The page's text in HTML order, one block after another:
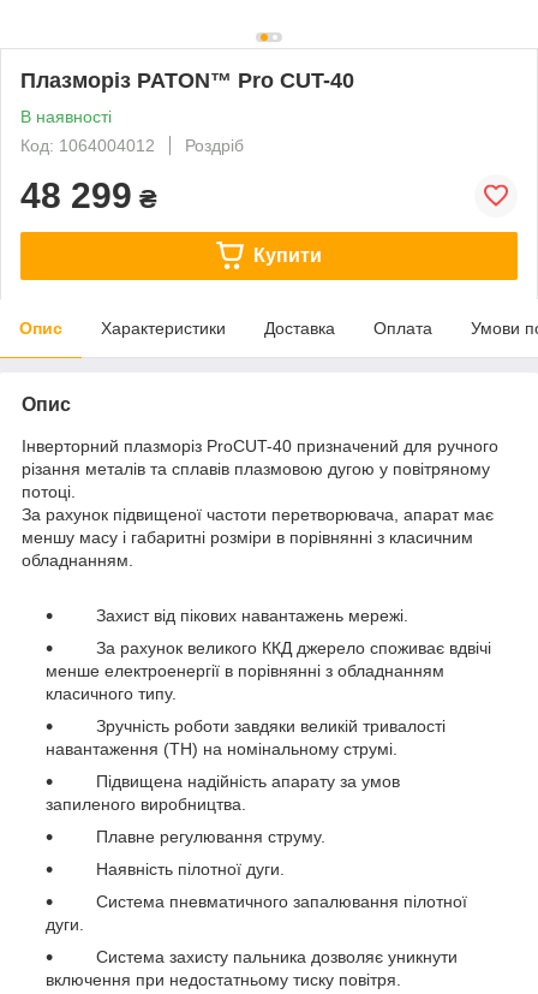
Плазморіз PATON™ Pro CUT-40
В наявності
Код: 1064004012
Роздріб
48 299 ₴
Купити
Опис Характеристики Доставка Оплата Умови
Опис
Інверторний плазморіз ProCUT-40 призначений для ручного
різання металів та сплавів плазмовою дугою у повітряному
потоці.
За рахунок підвищеної частоти перетворювача, апарат має
меншу масу і габаритні розміри в порівнянні з класичним
обладнанням.
Захист від пікових навантажень мережі.
За рахунок великого ККД джерело споживає вдвічі
менше електроенергії в порівнянні з обладнанням
класичного типу.
Зручність роботи завдяки великій тривалості
навантаження (ТН) на номінальному струмі.
Підвищена надійність апарату за умов
запиленого виробництва.
Плавне регулювання струму.
Наявність пілотної дуги.
Система пневматичного запалювання пілотної
дуги.
Система захисту пальника дозволяє уникнути
включення при недостатньому тиску повітря.